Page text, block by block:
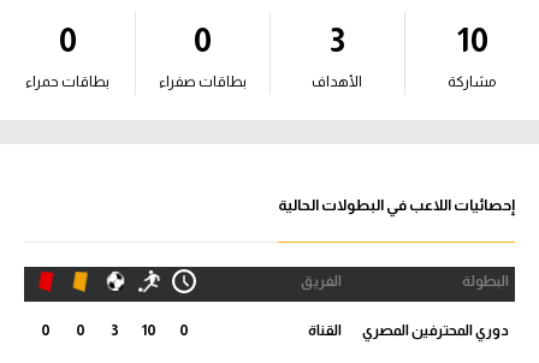
آراء حرة
ركن الألعاب
الدوري المصري
الدوري الإنجليزي الممتاز
10
مشاركة
3
الأهداف
0
بطاقات صفراء
0
بطاقات حمراء
إحصائيات اللاعب في البطولات الحالية
البطولة الفريق
دوري المحترفين المصري القناة 0
10
3
0
0